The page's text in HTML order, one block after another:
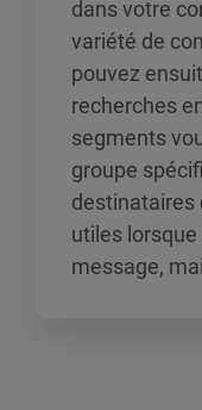
dans votre
variété de
pouvez
recherches
segments
groupe
destinataires
utiles
message,